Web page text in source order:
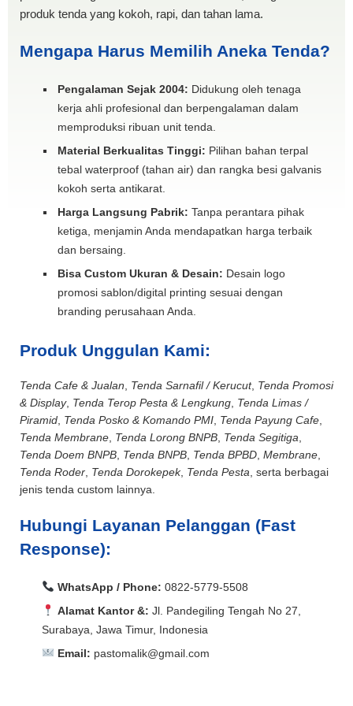
produk tenda yang kokoh, rapi, dan tahan lama.
Mengapa Harus Memilih Aneka Tenda?
Pengalaman Sejak 2004: Didukung oleh tenaga
kerja ahli profesional dan berpengalaman dalam
memproduksi ribuan unit tenda.
Material Berkualitas Tinggi: Pilihan bahan terpal
tebal waterproof (tahan air) dan rangka besi galvanis
kokoh serta antikarat.
Harga Langsung Pabrik: Tanpa perantara pihak
ketiga, menjamin Anda mendapatkan harga terbaik
dan bersaing.
Bisa Custom Ukuran & Desain: Desain logo
promosi sablon/digital printing sesuai dengan
branding perusahaan Anda.
Produk Unggulan Kami:
Tenda Cafe & Jualan Tenda Sarnafil / Kerucut, Tenda Promosi
& Display, Tenda Terop Pesta & Lengkung Tenda Limas /
Piramid Tenda Posko & Komando PMI Tenda Payung Cafe
Tenda Membrane Tenda Lorong BNPB Tenda Segitiga
Tenda Doem BNPB Tenda BNPB Tenda BPBD Membrane
Tenda Roder Tenda Dorokepek, Tenda Pesta , serta berbagai
jenis tenda custom lainnya.
Hubungi Layanan Pelanggan (Fast
Response):
WhatsApp / Phone: 0822-5779-5508
Alamat Kantor &: Jl. Pandegiling Tengah No 27,
Surabaya, Jawa Timur, Indonesia
Email: pastomalik@gmail.com